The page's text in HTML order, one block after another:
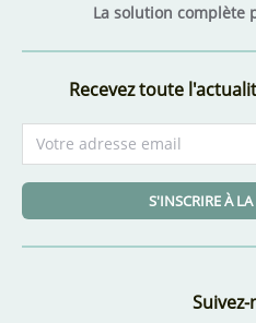
La solution complète
Recevez toute
S'INSCRIRE À